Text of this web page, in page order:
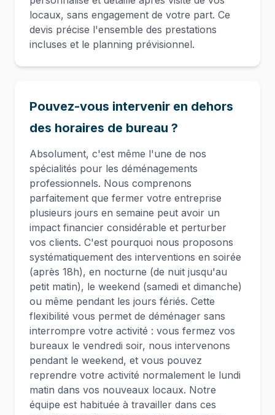
locaux, sans engagement de votre part. Ce
devis précise l'ensemble des prestations
incluses et le planning prévisionnel.
Pouvez-vous intervenir en dehors
des horaires de bureau ?
Absolument, c'est même l'une de nos
spécialités pour les déménagements
professionnels. Nous comprenons
parfaitement que fermer votre entreprise
plusieurs jours en semaine peut avoir un
impact financier considérable et perturber
vos clients. C'est pourquoi nous proposons
systématiquement des interventions en soirée
(après 18h), en nocturne (de nuit jusqu'au
petit matin), le weekend (samedi et dimanche)
ou même pendant les jours fériés. Cette
flexibilité vous permet de déménager sans
interrompre votre activité : vous fermez vos
bureaux le vendredi soir, nous intervenons
pendant le weekend, et vous pouvez
reprendre votre activité normalement le lundi
matin dans vos nouveaux locaux. Notre
équipe est habituée à travailler dans ces